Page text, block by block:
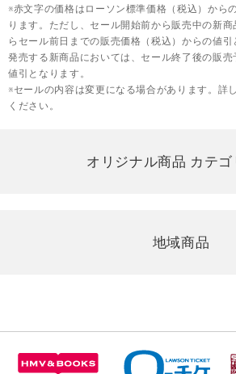
※赤文字の価格はローソン標準価格（税込）から
ります。ただし、セール開始前から販売中の新
らセール前日までの販売価格（税込）からの値
発売する新商品においては、セール終了後の販
値引となります。
※セールの内容は変更になる場合があります。詳
ください。
オリジナル商品 カテゴ
地域商品